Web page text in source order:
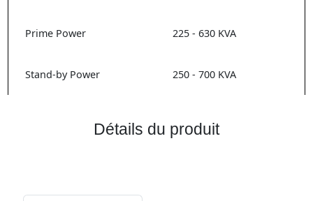
Prime Power 225 - 630 KVA
Stand-by Power 250 - 700 KVA
Détails du produit